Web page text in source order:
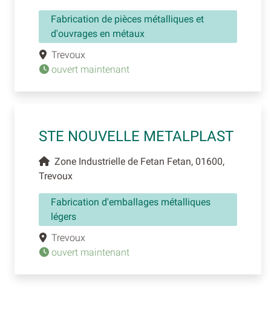
Fabrication de pièces métalliques et
d'ouvrages en métaux
Trevoux
ouvert maintenant
STE NOUVELLE METALPLAST
Zone Industrielle de Fetan Fetan, 01600,
Trevoux
Fabrication d'emballages métalliques
légers
Trevoux
ouvert maintenant